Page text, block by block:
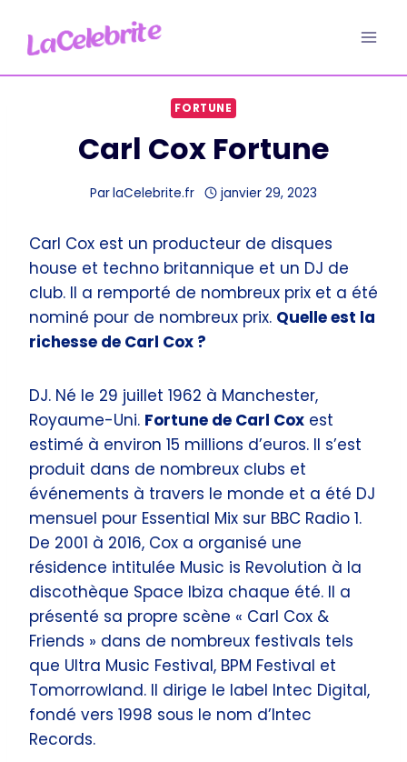
contenu
FORTUNE
Carl Cox Fortune
ParlaCelebrite.fr janvier 29, 2023
Carl Cox est un producteur de disques
house et techno britannique et un DJ de
club. Il a remporté de nombreux prix et a été
nominé pour de nombreux prix. Quelle est la
richesse de Carl Cox ?
DJ. Né le 29 juillet 1962 à Manchester,
Royaume-Uni. Fortune de Carl Cox est
estimé à environ 15 millions d’euros. Il s’est
produit dans de nombreux clubs et
événements à travers le monde et a été DJ
mensuel pour Essential Mix sur BBC Radio 1.
De 2001 à 2016, Cox a organisé une
résidence intitulée Music is Revolution à la
discothèque Space Ibiza chaque été. Il a
présenté sa propre scène « Carl Cox &
Friends » dans de nombreux festivals tels
que Ultra Music Festival, BPM Festival et
Tomorrowland. Il dirige le label Intec Digital,
fondé vers 1998 sous le nom d’Intec
Records.